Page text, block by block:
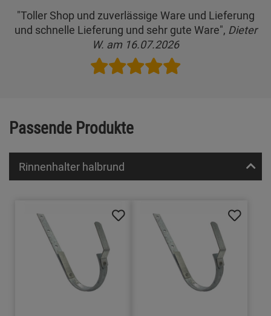
"Toller Shop und zuverlässige Ware und Lieferung
und schnelle Lieferung und sehr gute Ware", Dieter
W. am 16.07.2026
Passende Produkte
Rinnenhalter halbrund